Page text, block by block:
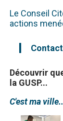
Le Conseil
actions
Contact
Découvrir
la GUSP...
C'est ma